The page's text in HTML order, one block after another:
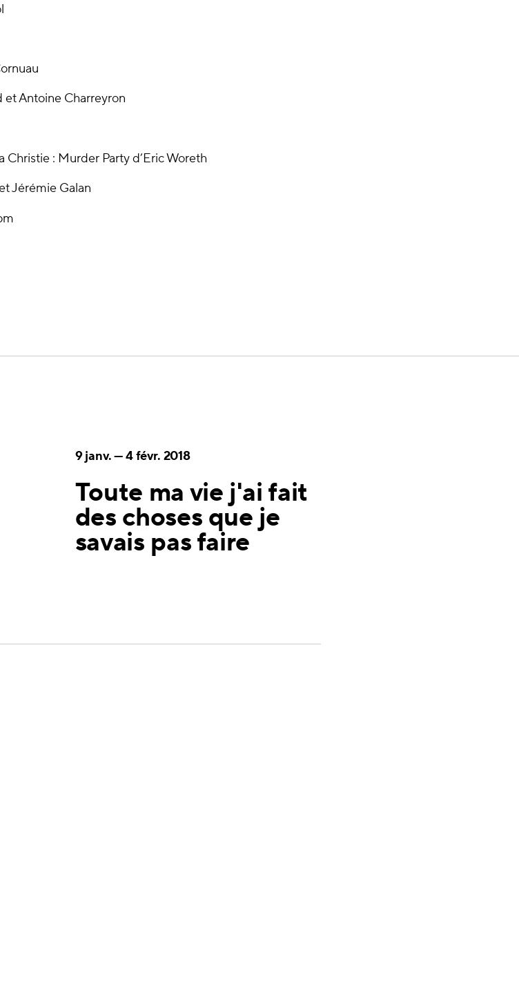
et Antoine Charreyron
Christie : Murder Party d’Eric Woreth
Jérémie Galan
Toute ma vie j'ai fait
des choses que je
savais pas faire
9 janv.—4 févr. 2018